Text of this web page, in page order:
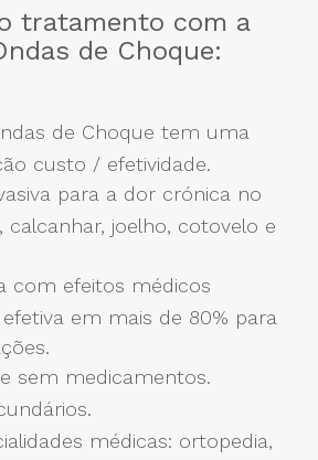
tratamento com a
de Choque:
de Choque tem uma
custo / efetividade.
para a dor crónica no
calcanhar, joelho, cotovelo e
com efeitos médicos
em mais de 80% para
sem medicamentos.
médicas: ortopedia,